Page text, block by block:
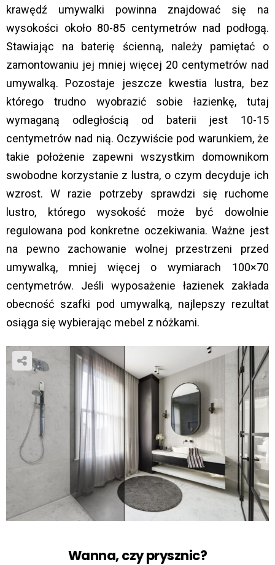
krawędź umywalki powinna znajdować się na
wysokości około 80-85 centymetrów nad podłogą.
Stawiając na baterię ścienną, należy pamiętać o
zamontowaniu jej mniej więcej 20 centymetrów nad
umywalką. Pozostaje jeszcze kwestia lustra, bez
którego trudno wyobrazić sobie łazienkę, tutaj
wymaganą odległością od baterii jest 10-15
centymetrów nad nią. Oczywiście pod warunkiem, że
takie położenie zapewni wszystkim domownikom
swobodne korzystanie z lustra, o czym decyduje ich
wzrost. W razie potrzeby sprawdzi się ruchome
lustro, którego wysokość może być dowolnie
regulowana pod konkretne oczekiwania. Ważne jest
na pewno zachowanie wolnej przestrzeni przed
umywalką, mniej więcej o wymiarach 100×70
centymetrów. Jeśli wyposażenie łazienek zakłada
obecność szafki pod umywalką, najlepszy rezultat
osiąga się wybierając mebel z nóżkami.
Wanna, czy prysznic?